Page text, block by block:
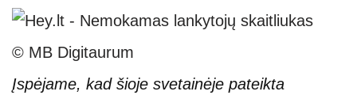
© MB Digitaurum
Įspėjame, kad šioje svetainėje pateikta